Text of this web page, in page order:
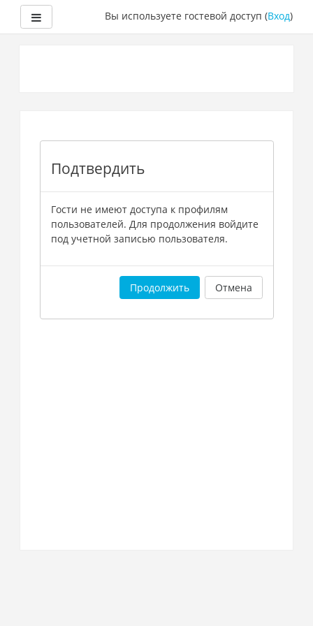
Боковая панельВы используете гостевой доступ (Вход)
Подтвердить
Гости не имеют доступа к профилям
пользователей. Для продолжения войдите
под учетной записью пользователя.
Продолжить Отмена